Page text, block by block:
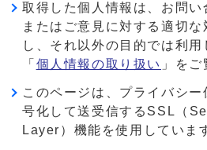
取得した個人情報は、お問い
またはご意見に対する適切
し、それ以外の目的では利
「 個人情報の取り扱い 」を
このページは、プライバシ
号化して送受信するSSL（
Layer）機能を使用していま